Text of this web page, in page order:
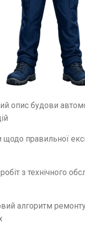
опис будови
щодо правильної
з технічного
алгоритм